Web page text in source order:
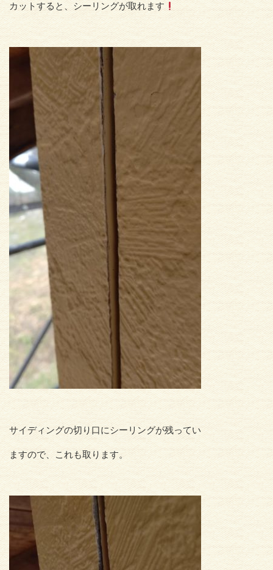
カットすると、シーリングが取れます
サイディングの切り口にシーリングが残ってい
ますので、これも取ります。